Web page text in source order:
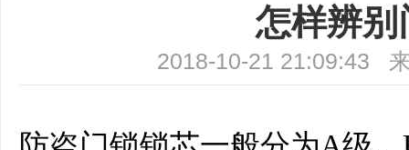
怎样辨别
2018-10-21 21:09:43